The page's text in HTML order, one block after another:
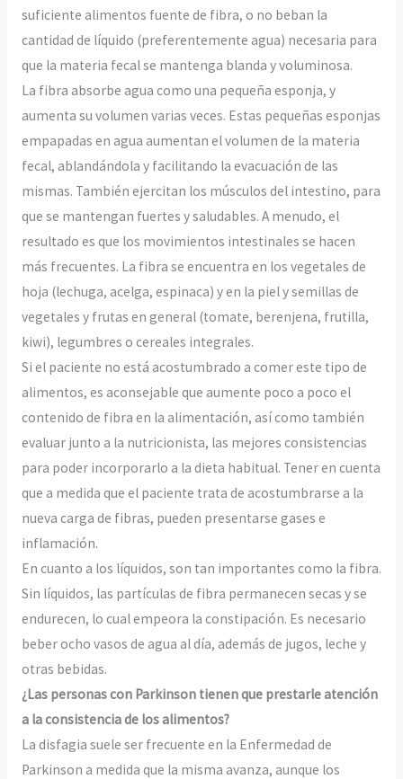
suficiente alimentos fuente de fibra, o no beban la
cantidad de líquido (preferentemente agua) necesaria para
que la materia fecal se mantenga blanda y voluminosa.
La fibra absorbe agua como una pequeña esponja, y
aumenta su volumen varias veces. Estas pequeñas esponjas
empapadas en agua aumentan el volumen de la materia
fecal, ablandándola y facilitando la evacuación de las
mismas. También ejercitan los músculos del intestino, para
que se mantengan fuertes y saludables. A menudo, el
resultado es que los movimientos intestinales se hacen
más frecuentes. La fibra se encuentra en los vegetales de
hoja (lechuga, acelga, espinaca) y en la piel y semillas de
vegetales y frutas en general (tomate, berenjena, frutilla,
kiwi), legumbres o cereales integrales.
Si el paciente no está acostumbrado a comer este tipo de
alimentos, es aconsejable que aumente poco a poco el
contenido de fibra en la alimentación, así como también
evaluar junto a la nutricionista, las mejores consistencias
para poder incorporarlo a la dieta habitual. Tener en cuenta
que a medida que el paciente trata de acostumbrarse a la
nueva carga de fibras, pueden presentarse gases e
inflamación.
En cuanto a los líquidos, son tan importantes como la fibra.
Sin líquidos, las partículas de fibra permanecen secas y se
endurecen, lo cual empeora la constipación. Es necesario
beber ocho vasos de agua al día, además de jugos, leche y
otras bebidas.
¿Las personas con Parkinson tienen que prestarle atención
a la consistencia de los alimentos?
La disfagia suele ser frecuente en la Enfermedad de
Parkinson a medida que la misma avanza, aunque los